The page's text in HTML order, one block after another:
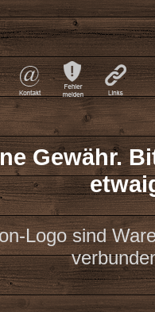
Gewähr.
Logo sind